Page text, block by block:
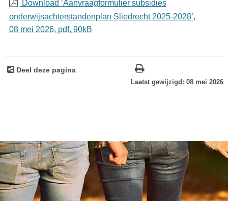
Download ‘Aanvraagformulier subsidies
onderwijsachterstandenplan Sliedrecht 2025-2028’,
08 mei 2026, pdf, 90kB
Deel deze pagina
Laatst gewijzigd: 08 mei 2026